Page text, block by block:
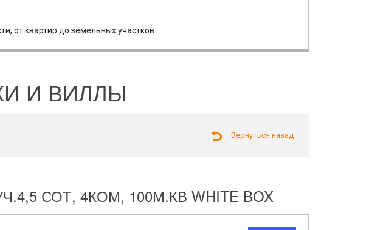
от квартир до земельных участков.
И ВИЛЛЫ
Вернуться назад
СОТ, 4КОМ, 100М.КВ WHITE BOX